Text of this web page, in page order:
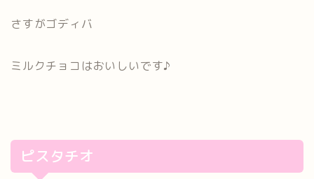
さすがゴディバ
ミルクチョコはおいしいです♪
ピスタチオ